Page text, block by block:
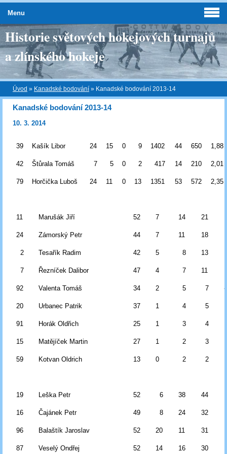
Historie světových hokejových turnajů
a zlínského hokeje
Úvod » Kanadské bodování » Kanadské bodování 2013-14
Kanadské bodování 2013-14
10. 3. 2014
39 Kašík Libor 24 15 0 9 1402 44 650 1,88
42 Štůrala Tomáš 7 5 0 2 417 14 210 2,01
79 Horčička Luboš 24 11 0 13 1351 53 572 2,35
11 Marušák Jiří 52 7 14 21
24 Zámorský Petr 44 7 11 18
2 Tesařík Radim 42 5 8 13
7 Řezníček Dalibor 47 4 7 11
92 Valenta Tomáš 34 2 5 7
20 Urbanec Patrik 37 1 4 5
91 Horák Oldřich 25 1 3 4
15 Matějíček Martin 27 1 2 3
59 Kotvan Oldrich 13 0 2 2
19 Leška Petr 52 6 38 44
16 Čajánek Petr 49 8 24 32
96 Balaštík Jaroslav 52 20 11 31
87 Veselý Ondřej 52 14 16 30
Menu